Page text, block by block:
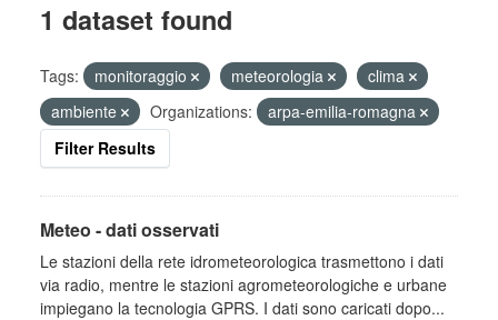
1 dataset found
Tags: monitoraggio meteorologia
clima
ambiente
Organizations:
arpa-emilia-romagna
Filter Results
Meteo - dati osservati
Le stazioni della rete idrometeorologica trasmettono i dati
via radio, mentre le stazioni agrometeorologiche e urbane
impiegano la tecnologia GPRS. I dati sono caricati dopo...